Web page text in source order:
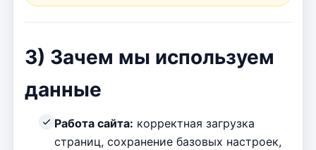
3) Зачем мы используем
данные
Работа сайта: корректная загрузка
страниц, сохранение базовых настроек,